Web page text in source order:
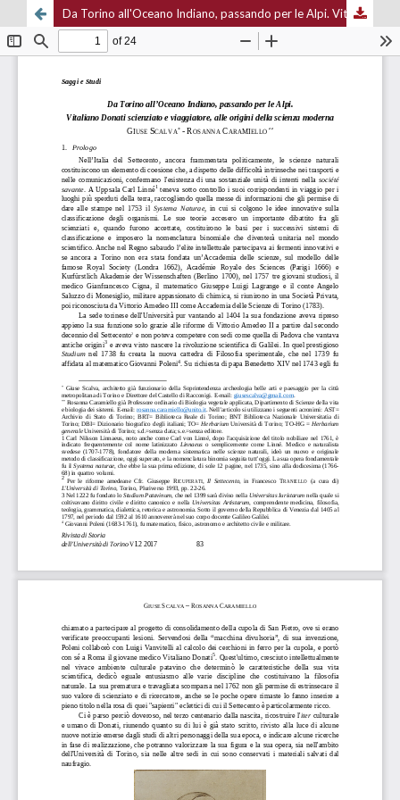
Da Torino all'Oceano Indiano, passando per le Alpi. Vitaliano Donati scienziato e viaggiatore, alle origini della scienza moderna - From Turin to the Indian Ocean, through the Alps. V. Donati Naturalist and Explorer, at the Origins of Modern Science